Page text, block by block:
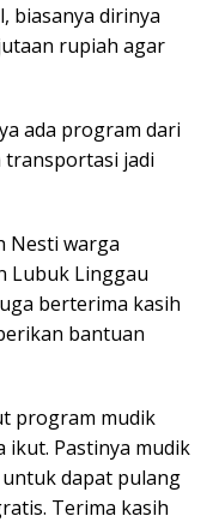
biasanya dirinya
rupiah agar
ada program dari
transportasi jadi
Nesti warga
Lubuk Linggau
berterima kasih
bantuan
program mudik
ikut. Pastinya mudik
dapat pulang
Terima kasih